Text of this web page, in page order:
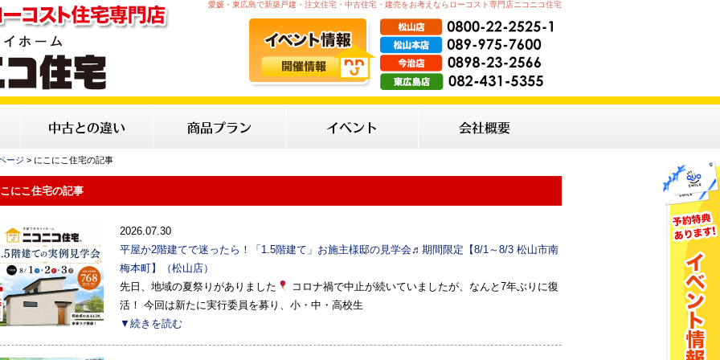
愛媛・東広島で新築戸建・注文住宅・中古住宅・建売をお考えならローコスト専門店ニコニコ住宅
ージ > にこにこ住宅の記事
にこ住宅の記事
2026.07.30
平屋か2階建てで迷ったら！「1.5階建て」お施主様邸の見学会♬期間限定【8/1～8/3 松山市南
梅本町】（松山店）
先日、地域の夏祭りがありました
コロナ禍で中止が続いていましたが、なんと7年ぶりに復
活！ 今回は新たに実行委員を募り、小・中・高校生
▼続きを読む